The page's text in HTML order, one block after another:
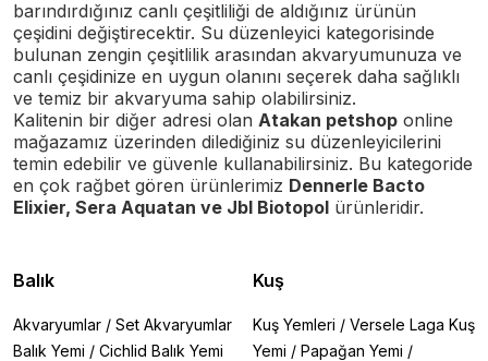
barındırdığınız canlı çeşitliliği de aldığınız ürünün
çeşidini değiştirecektir. Su düzenleyici kategorisinde
bulunan zengin çeşitlilik arasından akvaryumunuza ve
canlı çeşidinize en uygun olanını seçerek daha sağlıklı
ve temiz bir akvaryuma sahip olabilirsiniz.
Kalitenin bir diğer adresi olan Atakan petshop online
mağazamız üzerinden dilediğiniz su düzenleyicilerini
temin edebilir ve güvenle kullanabilirsiniz. Bu kategoride
en çok rağbet gören ürünlerimiz Dennerle Bacto
Elixier, Sera Aquatan ve Jbl Biotopol ürünleridir.
Balık
Akvaryumlar / Set Akvaryumlar
Balık Yemi / Cichlid Balık Yemi
Kuş
Kuş Yemleri / Versele Laga Kuş
Yemi / Papağan Yemi /